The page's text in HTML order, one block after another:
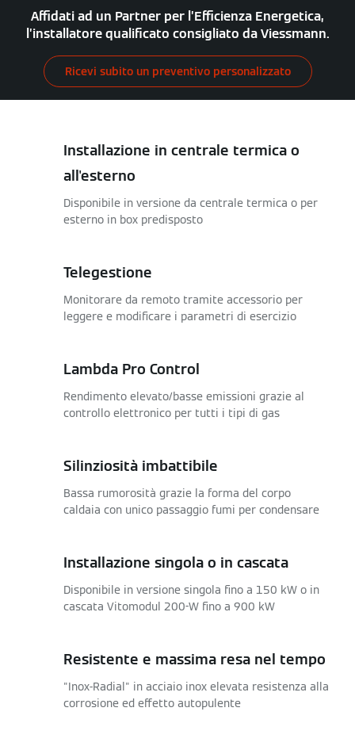
Affidati ad un Partner per l’Efficienza Energetica,
l’installatore qualificato consigliato da Viessmann.
Ricevi subito un preventivo personalizzato
Installazione in centrale termica o
all'esterno
Disponibile in versione da centrale termica o per
esterno in box predisposto
Telegestione
Monitorare da remoto tramite accessorio per
leggere e modificare i parametri di esercizio
Lambda Pro Control
Rendimento elevato/basse emissioni grazie al
controllo elettronico per tutti i tipi di gas
Silinziosità imbattibile
Bassa rumorosità grazie la forma del corpo
caldaia con unico passaggio fumi per condensare
Installazione singola o in cascata
Disponibile in versione singola fino a 150 kW o in
cascata Vitomodul 200-W fino a 900 kW
Resistente e massima resa nel tempo
"Inox-Radial" in acciaio inox elevata resistenza alla
corrosione ed effetto autopulente